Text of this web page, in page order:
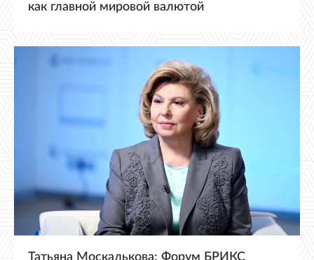
как главной мировой валютой
Татьяна Москалькова: Форум БРИКС